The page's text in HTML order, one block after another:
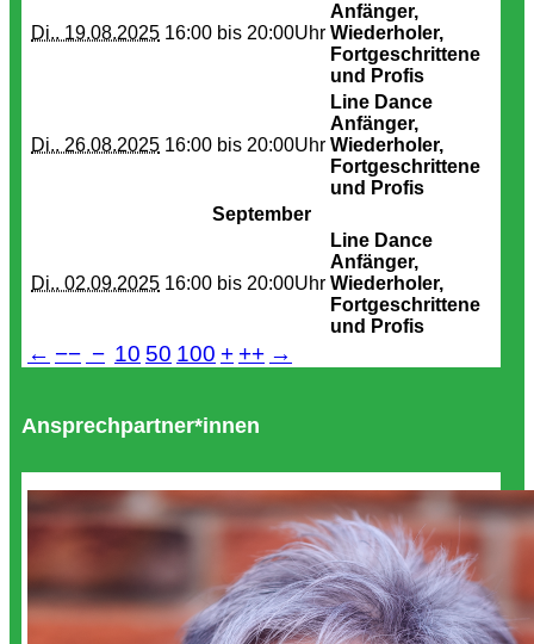
Di.. 19.08.2025 16:00 bis 20:00Uhr
Anfänger,
Wiederholer,
Fortgeschrittene
und Profis
Di.. 26.08.2025 16:00 bis 20:00Uhr
Line Dance
Anfänger,
Wiederholer,
Fortgeschrittene
und Profis
September
Di.. 02.09.2025 16:00 bis 20:00Uhr
Line Dance
Anfänger,
Wiederholer,
Fortgeschrittene
und Profis
← −− − 10 50 100 + ++ →
Ansprechpartner*innen